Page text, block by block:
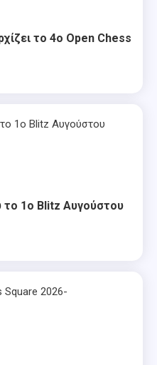
το 4ο Open Chess
το 1ο Blitz Αυγούστου